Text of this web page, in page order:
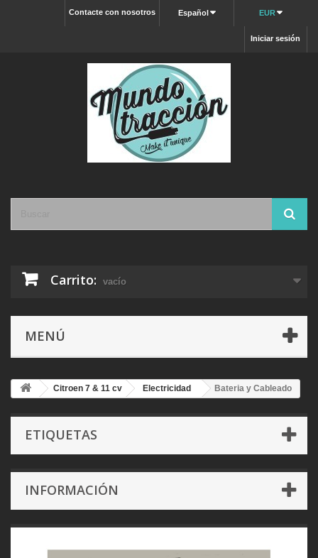
EUR
Español
Contacte con nosotros
Iniciar sesión
Carrito: vacío
MENÚ
Citroen 7 & 11 cv Electricidad Bateria y Cableado
ETIQUETAS
INFORMACIÓN